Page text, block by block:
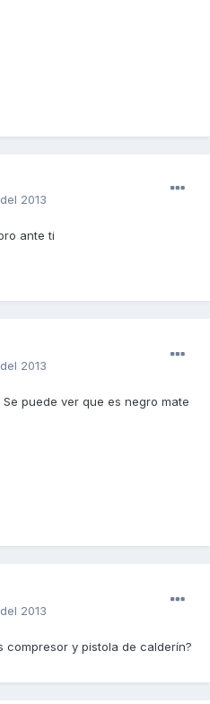
2013
ante ti
2013
puede ver que es negro mate
2013
compresor y pistola de calderín?